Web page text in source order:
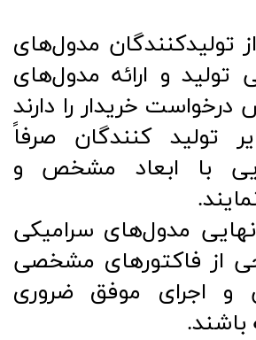
تولیدکنندگان مدول‌های
تولید و ارائه مدول‌های
خریدار را دارند
تولید کنندگان صرفاً
با ابعاد مشخص و
مدول‌های سرامیکی
از فاکتورهای مشخصی
و اجرای موفق ضروری